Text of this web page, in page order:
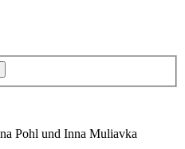
Pohl und Inna Muliavka